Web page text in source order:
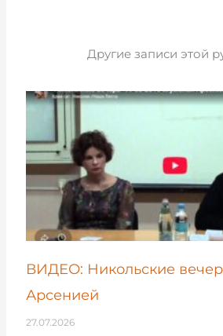
Другие записи этой
ВИДЕО: Никольские
Арсенией
27.07.2026